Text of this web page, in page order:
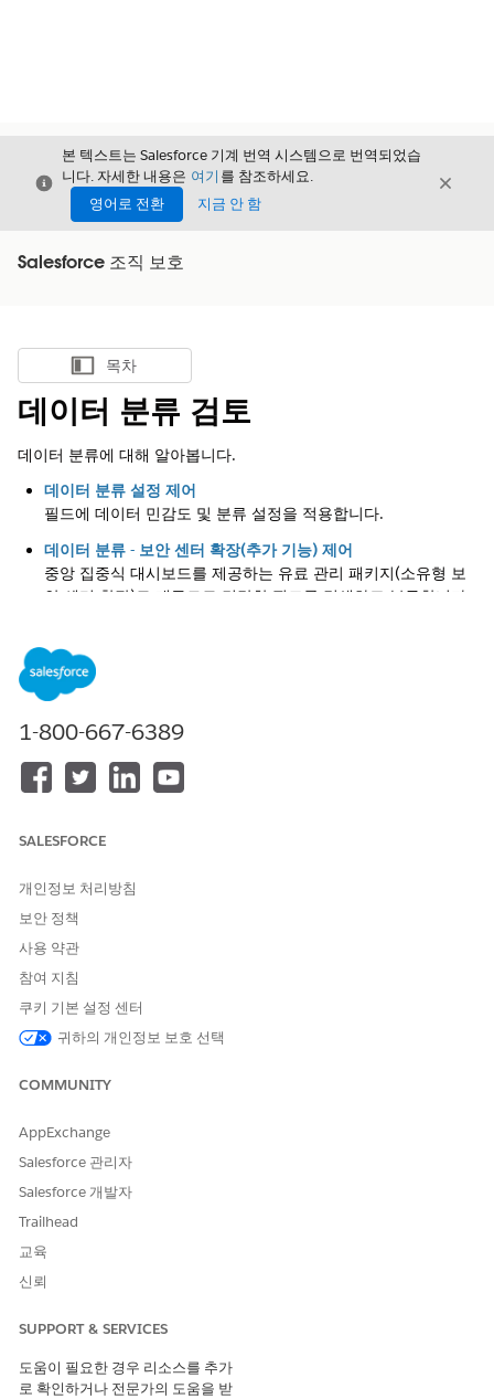
닫기
본 텍스트는 Salesforce 기계 번역 시스템으로 번역되었습
니다. 자세한 내용은 여기 를 참조하세요.
영어로 전환
지금 안 함
닫기
Salesforce 조직 보호
목차 표시
목차
데이터 분류 검토
데이터 분류에 대해 알아봅니다.
데이터 분류 설정 제어
필드에 데이터 민감도 및 분류 설정을 적용합니다.
데이터 분류 - 보안 센터 확장(추가 기능) 제어
중앙 집중식 대시보드를 제공하는 유료 관리 패키지(소유형 보
안 센터 확장)로 대규모로 민감한 필드를 검색하고 분류합니다.
자세한 인사이트 렌즈에 점수 집합이 표시됩니다. 점수는 각 보
안 인사이트의 위험 등급을 기반으로 하며, 수정 활동에서 가장
먼저 오는 사항을 찾고 우선 순위를 지정하는 데 도움이 됩니다.
데이터 감지 제어
데이터 감지는 조직 내 민감한 데이터를 식별하므로 데이터 보
호 조치를 취할 수 있습니다. 타사 서비스에 의존하거나
을 사용합니다. 데이터 감지를 사용하여 데이터 민감도 수준 및
합니다.
개선을 위한 의견을 보내주세요.
1-800-667-6389
SALESFORCE
개인정보 처리방침
보안 정책
사용 약관
참여 지침
쿠키 기본 설정 센터
귀하의 개인정보 보호 선택
COMMUNITY
AppExchange
Salesforce 관리자
Salesforce 개발자
Trailhead
교육
신뢰
SUPPORT & SERVICES
도움이 필요한 경우 리소스를 추가
로 확인하거나 전문가의 도움을 받